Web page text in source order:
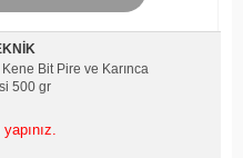
Bit Pire ve Karınca
500 gr